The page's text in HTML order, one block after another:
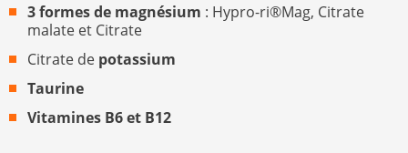
3 formes de magnésium : Hypro-ri®Mag, Citrate
malate et Citrate
Citrate de potassium
Taurine
Vitamines B6 et B12